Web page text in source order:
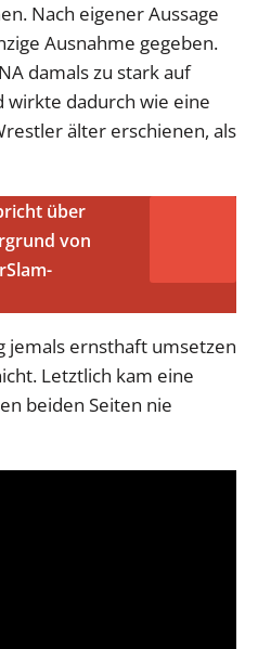
Nach eigener Aussage
Ausnahme gegeben.
damals zu stark auf
wirkte dadurch wie eine
älter erschienen, als
über
von
jemals ernsthaft umsetzen
Letztlich kam eine
beiden Seiten nie